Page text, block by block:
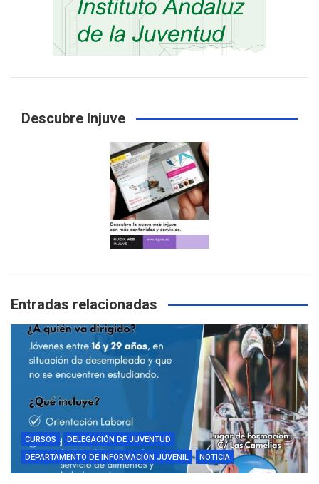
Descubre Injuve
Entradas relacionadas
CURSOS
DELEGACIÓN DE JUVENTUD
DEPARTAMENTO DE INFORMACIÓN JUVENIL
NOTICIA